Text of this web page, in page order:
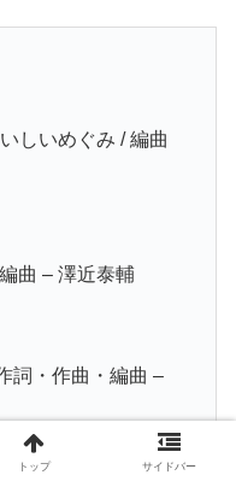
しいめぐみ / 編曲
曲 – 澤近泰輔
詞・作曲・編曲 –
詞・作曲 – いしい
トップ サイドバー